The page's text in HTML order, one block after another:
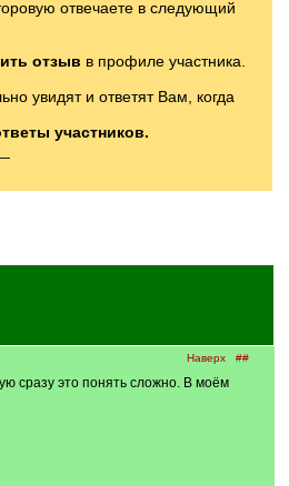
отвечаете в следующий
отзыв в профиле участника.
увидят и ответят Вам, когда
участников.
Наверх ##
сразу это понять сложно. В моём